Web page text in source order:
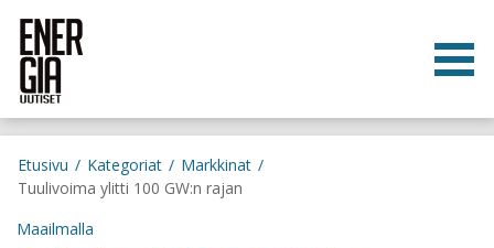
Etusivu / Kategoriat / Markkinat /
Tuulivoima ylitti 100 GW:n rajan
Maailmalla